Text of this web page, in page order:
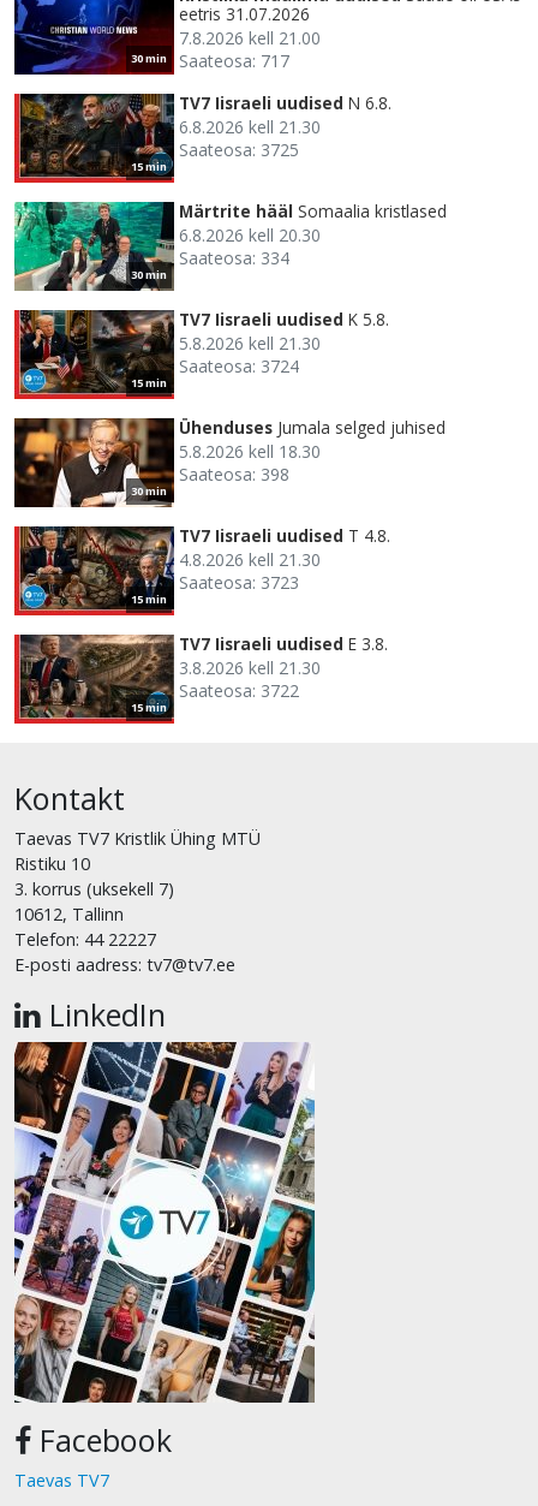
30 min
eetris 31.07.2026
7.8.2026 kell 21.00
Saateosa: 717
15 min
TV7 Iisraeli uudised N 6.8.
6.8.2026 kell 21.30
Saateosa: 3725
30 min
Märtrite hääl Somaalia kristlased
6.8.2026 kell 20.30
Saateosa: 334
15 min
TV7 Iisraeli uudised K 5.8.
5.8.2026 kell 21.30
Saateosa: 3724
30 min
Ühenduses Jumala selged juhised
5.8.2026 kell 18.30
Saateosa: 398
15 min
TV7 Iisraeli uudised T 4.8.
4.8.2026 kell 21.30
Saateosa: 3723
15 min
TV7 Iisraeli uudised E 3.8.
3.8.2026 kell 21.30
Saateosa: 3722
Kontakt
Taevas TV7 Kristlik Ühing MTÜ
Ristiku 10
3. korrus (uksekell 7)
10612, Tallinn
Telefon: 44 22227
E-posti aadress: tv7@tv7.ee
LinkedIn
Facebook
Taevas TV7